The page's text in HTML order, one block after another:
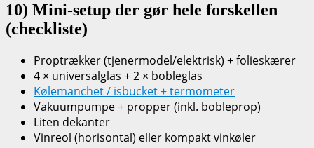
10) Mini-setup der gør hele forskellen
(checkliste)
Proptrækker (tjenermodel/elektrisk) + folieskærer
4 × universalglas + 2 × bobleglas
Kølemanchet / isbucket + termometer
Vakuumpumpe + propper (inkl. bobleprop)
Liten dekanter
Vinreol (horisontal) eller kompakt vinkøler